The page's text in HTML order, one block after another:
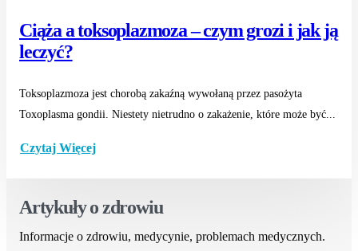
Ciąża a toksoplazmoza – czym grozi i jak ją
leczyć?
Toksoplazmoza jest chorobą zakaźną wywołaną przez pasożyta
Toxoplasma gondii. Niestety nietrudno o zakażenie, które może być...
Czytaj Więcej
Artykuły o zdrowiu
Informacje o zdrowiu, medycynie, problemach medycznych.